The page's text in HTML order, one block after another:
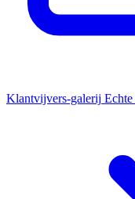
Klantvijvers-galerij